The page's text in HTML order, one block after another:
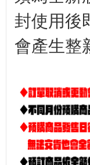
封使用後
會產生整